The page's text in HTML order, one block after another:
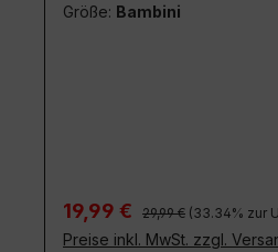
Größe: Bambini
Verkaufspreis:
19,99 € Regulärer Preis:
29,99 € (33.34% zur
Preise inkl. MwSt. zzgl.